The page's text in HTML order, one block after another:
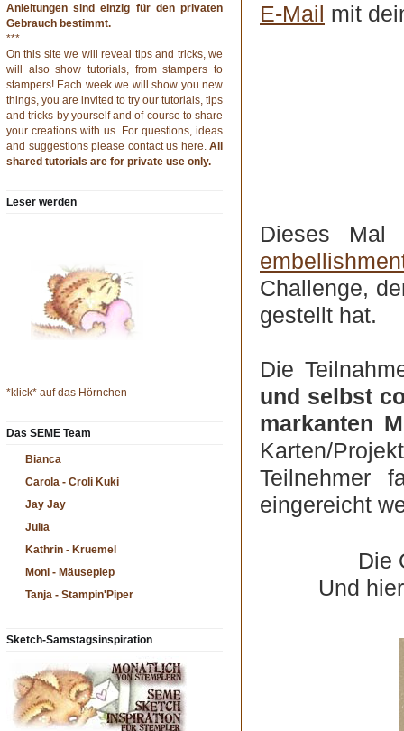
Anleitungen sind einzig für den privaten
Gebrauch bestimmt.
***
On this site we will reveal tips and tricks, we
will also show tutorials, from stampers to
stampers! Each week we will show you new
things, you are invited to try our tutorials, tips
and tricks by yourself and of course to share
your creations with us. For questions, ideas
and suggestions please contact us here All
shared tutorials are for private use only.
Leser werden
*klick* auf das Hörnchen
Das SEME Team
Bianca
Carola - Croli Kuki
Jay Jay
Julia
Kathrin - Kruemel
Moni - Mäusepiep
Tanja - Stampin'Piper
Sketch-Samstagsinspiration
E-Mail mit
Dieses Mal
Challenge,
gestellt hat.
Die
und selbst
markanten
Karten/
Teilnehmer
eingereicht
Die
Und